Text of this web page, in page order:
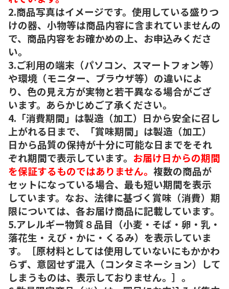
2.商品写真はイメージです。使用している盛りつ
けの器、小物等は商品内容に含まれていませんの
で、商品内容をお確かめの上、お申込みくださ
い。
3.ご利用の端末（パソコン、スマートフォン等）
や環境（モニター、ブラウザ等）の違いによ
り、色の見え方が実物と若干異なる場合がござ
います。あらかじめご了承ください。
4.「消費期間」は製造（加工）日から安全に召し
上がれる日まで、「賞味期間」は製造（加工）
日から品質の保持が十分に可能な日までをそれ
ぞれ期間で表示しています。 お届け日からの期間
を保証するものではありません。 複数の商品が
セットになっている場合、最も短い期間を表示
しています。なお、法律に基づく賞味（消費）期
限については、各お届け商品に記載しています。
5.アレルギー物質８品目（小麦・そば・卵・乳・
落花生・えび・かに・くるみ）を表示していま
す。［原材料としては使用していないにもかかわ
らず、意図せず混入（コンタミネーション）して
しまうものは、表示しておりません。］。